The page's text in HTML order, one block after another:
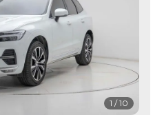
1 /10